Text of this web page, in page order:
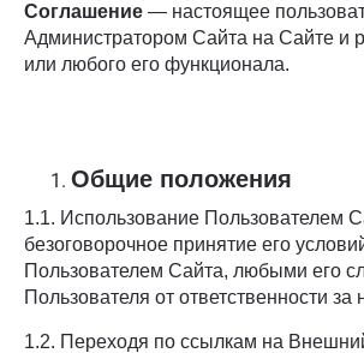
Соглашение — настоящее
Администратором Сайта на Сайте и
или любого его функционала.
Общие положения
1.1. Использование Пользователем
безоговорочное принятие его
Пользователем Сайта, любыми его
Пользователя от ответственности
1.2. Переходя по ссылкам на